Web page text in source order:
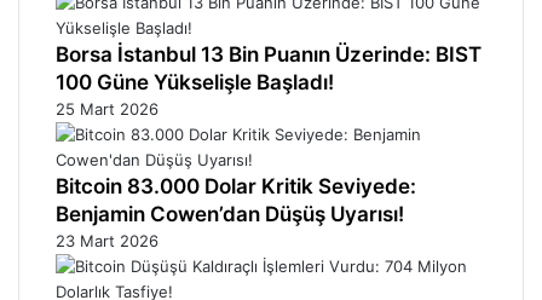
Borsa İstanbul 13 Bin Puanın Üzerinde: BIST
100 Güne Yükselişle Başladı!
25 Mart 2026
Bitcoin 83.000 Dolar Kritik Seviyede:
Benjamin Cowen’dan Düşüş Uyarısı!
23 Mart 2026